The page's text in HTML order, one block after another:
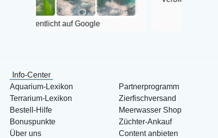
auf Google
Info-Center
Aquarium-Lexikon
Terrarium-Lexikon
Bestell-Hilfe
Bonuspunkte
Über uns
Partnerprogramm
Zierfischversand
Meerwasser Shop
Züchter-Ankauf
Content anbieten